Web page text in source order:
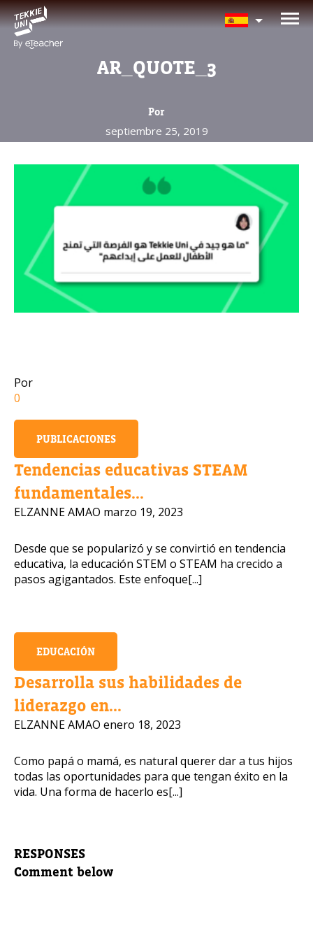
AR_QUOTE_3
Por
septiembre 25, 2019
Por
0
PUBLICACIONES
Tendencias educativas STEAM
fundamentales...
ELZANNE AMAO marzo 19, 2023
Desde que se popularizó y se convirtió en tendencia
educativa, la educación STEM o STEAM ha crecido a
pasos agigantados. Este enfoque[...]
EDUCACIÓN
Desarrolla sus habilidades de
liderazgo en...
ELZANNE AMAO enero 18, 2023
Como papá o mamá, es natural querer dar a tus hijos
todas las oportunidades para que tengan éxito en la
vida. Una forma de hacerlo es[...]
RESPONSES
Comment below
¿Te interesan nuestros
programas?
Nuestros asesores responderán tus
Nombre completo del padre/madre
La edad de su hijo/a
La edad de su hijo/a
Correo electrónico del padre/madre
OBTENER INFORMACIÓN